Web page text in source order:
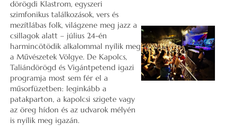
dörögdi Klastrom, egyszeri
szimfonikus találkozások, vers és
mezítlábas folk, világzene meg jazz a
csillagok alatt – július 24-én
harmincötödik alkalommal nyílik meg
a Művészetek Völgye. De Kapolcs,
Taliándörögd és Vigántpetend igazi
programja most sem fér el a
műsorfüzetben: leginkább a
patakparton, a kapolcsi szigete vagy
az öreg hídon és az udvarok mélyén
is nyílik meg igazán.